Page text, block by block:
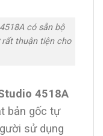
có sẵn bộ
thuận tiện cho
4518A
bản gốc tự
sử dụng